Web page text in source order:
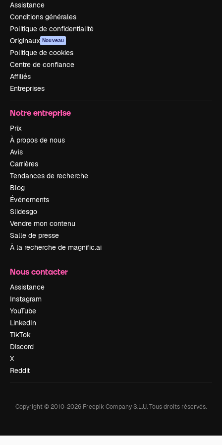
Assistance
Conditions générales
Politique de confidentialité
Originaux Nouveau
Politique de cookies
Centre de confiance
Affiliés
Entreprises
Notre entreprise
Prix
À propos de nous
Avis
Carrières
Tendances de recherche
Blog
Événements
Slidesgo
Vendre mon contenu
Salle de presse
À la recherche de magnific.ai
Nous contacter
Assistance
Instagram
YouTube
LinkedIn
TikTok
Discord
X
Reddit
Copyright © 2010-2026 Freepik Company S.L.U.Tous droits réservés.